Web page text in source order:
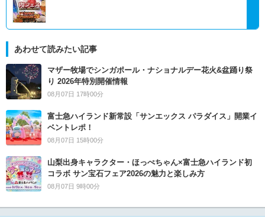
あわせて読みたい記事
マザー牧場でシンガポール・ナショナルデー花火&盆踊り祭
り 2026年特別開催情報
08月07日 17時00分
富士急ハイランド新常設「サンエックス パラダイス」開業イ
ベントレポ！
08月07日 15時00分
山梨出身キャラクター・ほっぺちゃん×富士急ハイランド初
コラボ サン宝石フェア2026の魅力と楽しみ方
08月07日 9時00分